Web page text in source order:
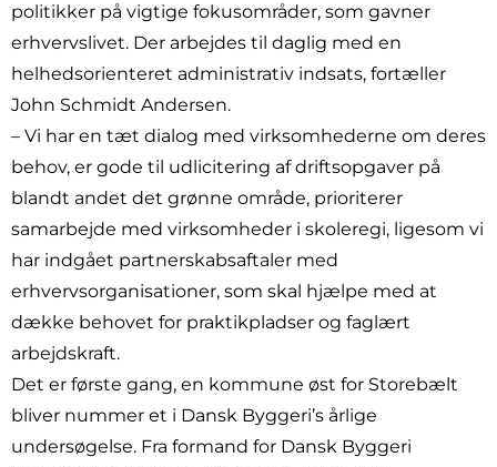
politikker på vigtige fokusområder, som gavner
erhvervslivet. Der arbejdes til daglig med en
helhedsorienteret administrativ indsats, fortæller
John Schmidt Andersen.
– Vi har en tæt dialog med virksomhederne om deres
behov, er gode til udlicitering af driftsopgaver på
blandt andet det grønne område, prioriterer
samarbejde med virksomheder i skoleregi, ligesom vi
har indgået partnerskabsaftaler med
erhvervsorganisationer, som skal hjælpe med at
dække behovet for praktikpladser og faglært
arbejdskraft.
Det er første gang, en kommune øst for Storebælt
bliver nummer et i Dansk Byggeri’s årlige
undersøgelse. Fra formand for Dansk Byggeri